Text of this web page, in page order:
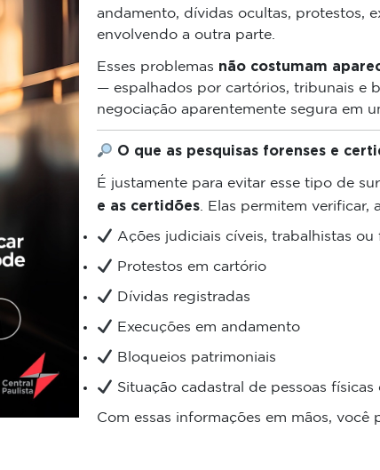
andamento, dívidas ocultas, protestos,
envolvendo a outra parte.
Esses problemas não costumam
— espalhados por cartórios, tribunais e
negociação aparentemente segura em
O que as pesquisas forenses e
É justamente para evitar esse tipo de
e as certidões. Elas permitem verificar,
Ações judiciais cíveis, trabalhistas ou
Protestos em cartório
Dívidas registradas
Execuções em andamento
Bloqueios patrimoniais
Situação cadastral de pessoas físicas
Com essas informações em mãos, você